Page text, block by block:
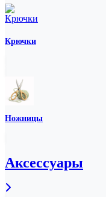
Крючки
Ножницы
Аксессуары